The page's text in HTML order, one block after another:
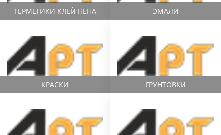
ГЕРМЕТИКИ КЛЕЙ ПЕНА ЭМАЛИ
КРАСКИ ГРУНТОВКИ